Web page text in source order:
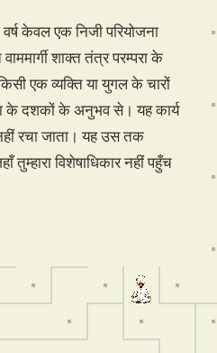
केवल एक निजी परियोजना
शाक्त तंत्र परम्परा के
एक व्यक्ति या युगल के चारों
के दशकों के अनुभव से। यह कार्य
रचा जाता। यह उस तक
तुम्हारा विशेषाधिकार नहीं पहुँच